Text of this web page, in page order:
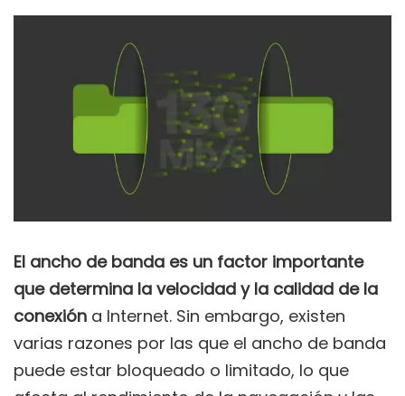
El ancho de banda es un factor importante
que determina la velocidad y la calidad de la
conexión a Internet. Sin embargo, existen
varias razones por las que el ancho de banda
puede estar bloqueado o limitado, lo que